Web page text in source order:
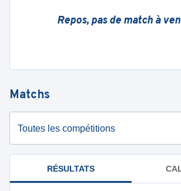
Repos, pas de match à
Matchs
Toutes les compétitions
RÉSULTATS